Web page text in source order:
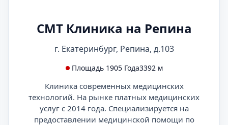
СМТ Клиника на Репина
г. Екатеринбург, Репина, д.103
Площадь 1905 Года3392 м
Клиника современных медицинских
технологий. На рынке платных медицинских
услуг с 2014 года. Специализируется на
предоставлении медицинской помощи по